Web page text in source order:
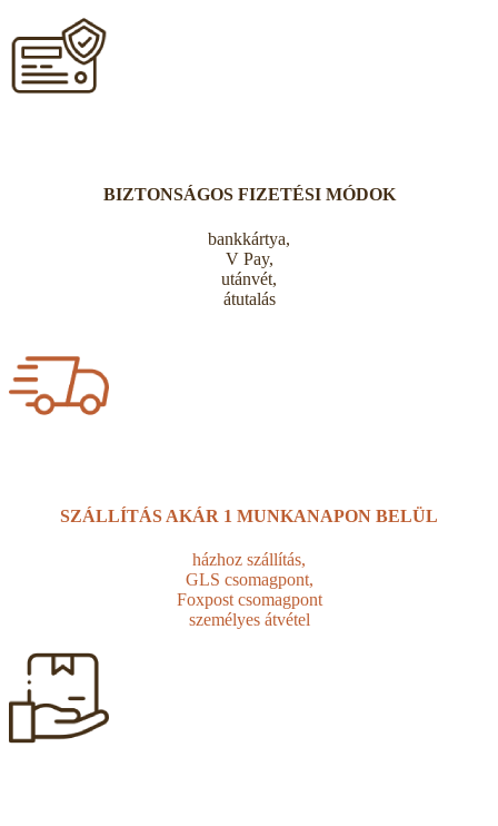
BIZTONSÁGOS FIZETÉSI MÓDOK
bankkártya,
V Pay,
utánvét,
átutalás
SZÁLLÍTÁS AKÁR 1 MUNKANAPON BELÜL
házhoz szállítás,
GLS csomagpont,
Foxpost csomagpont
személyes átvétel